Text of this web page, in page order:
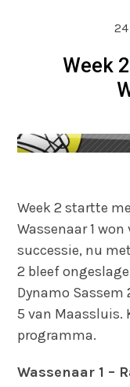
Week
Week 2 startte
Wassenaar 1
successie, nu
2 bleef
Dynamo Sassem
5 van Maassluis.
programma.
Wassenaar 1 –